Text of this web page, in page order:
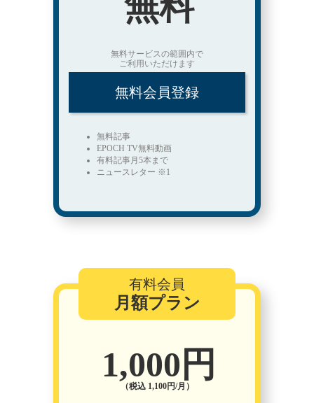
無料サービスの範囲内で
ご利用いただけます
無料会員登録
無料記事
EPOCH TV無料動画
有料記事月5本まで
ニュースレター ※1
有料会員
月額プラン
1,000円
（税込 1,100円/月）